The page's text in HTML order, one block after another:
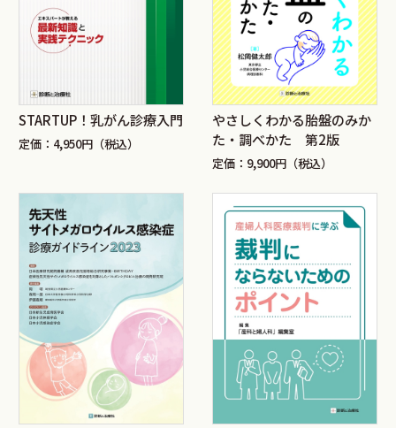
STARTUP！乳がん診療入門
定価：4,950円（税込）
やさしくわかる胎盤のみか
た・調べかた 第2版
定価：9,900円（税込）